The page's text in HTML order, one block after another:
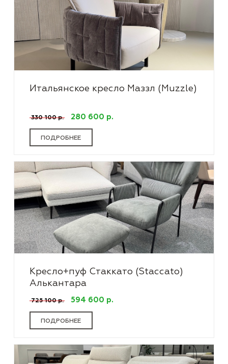
Итальянское кресло Маззл (Muzzle)
330 100 р. 280 600 р.
ПОДРОБНЕЕ
Кресло+пуф Стаккато (Staccato)
Алькантара
725 100 р. 594 600 р.
ПОДРОБНЕЕ